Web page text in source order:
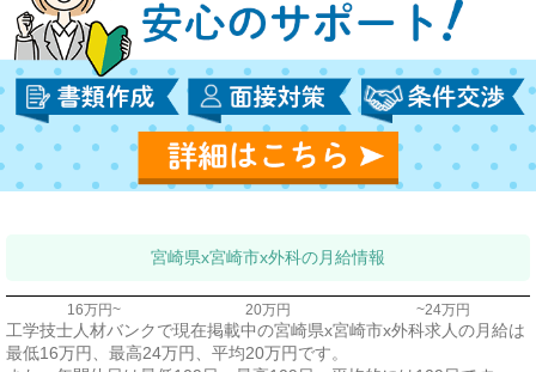
宮崎県x宮崎市x外科の月給情報
16万円~ 20万円 ~24万円
工学技士人材バンクで現在掲載中の宮崎県x宮崎市x外科求人の月給は
最低16万円、最高24万円、平均20万円です。